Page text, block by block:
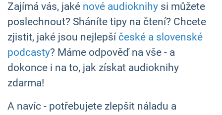
Zajímá vás, jaké nové audioknihy si můžete
poslechnout? Sháníte tipy na čtení? Chcete
zjistit, jaké jsou nejlepší české a slovenské
podcasty? Máme odpověď na vše - a
dokonce i na to, jak získat audioknihy
zdarma!
A navíc - potřebujete zlepšit náladu a